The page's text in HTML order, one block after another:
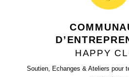
HAPPY
Soutien, Echanges & Ateliers pour